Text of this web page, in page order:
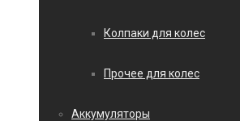
Колпаки для колес
Прочее для колес
Аккумуляторы